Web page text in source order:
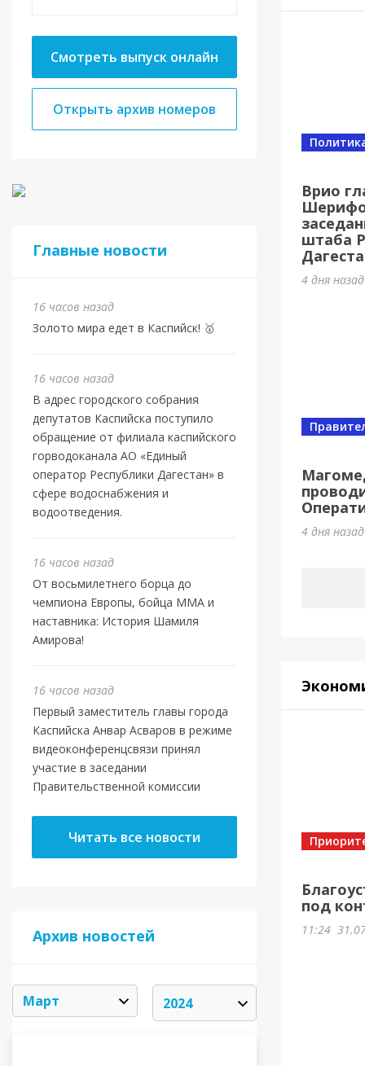
Смотреть выпуск онлайн
Открыть архив номеров
Главные новости
16 часов назад
Золото мира едет в Каспийск! 🥇
16 часов назад
В адрес городского собрания
депутатов Каспийска поступило
обращение от филиала каспийского
горводоканала АО «Единый
оператор Республики Дагестан» в
сфере водоснабжения и
водоотведения.
16 часов назад
От восьмилетнего борца до
чемпиона Европы, бойца ММА и
наставника: История Шамиля
Амирова!
16 часов назад
Первый заместитель главы города
Каспийска Анвар Асваров в режиме
видеоконференцсвязи принял
участие в заседании
Правительственной комиссии
Читать все новости
Архив новостей
От
16 часов
МБУ
Врио
штаба
4 дня
4 дня
под
11:24